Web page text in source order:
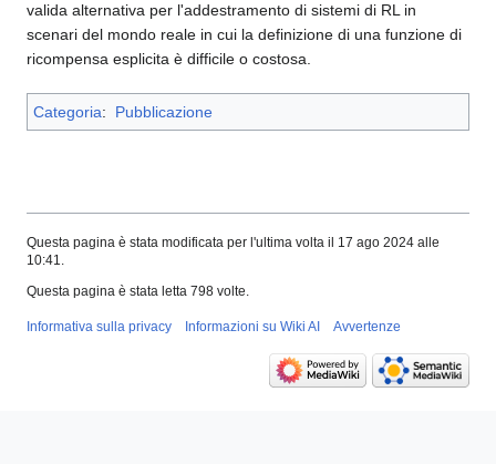
valida alternativa per l'addestramento di sistemi di RL in
scenari del mondo reale in cui la definizione di una funzione di
ricompensa esplicita è difficile o costosa.
Categoria: Pubblicazione
Questa pagina è stata modificata per l'ultima volta il 17 ago 2024 alle
10:41.
Questa pagina è stata letta 798 volte.
Informativa sulla privacy Informazioni su Wiki AI Avvertenze